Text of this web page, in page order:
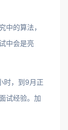
中的算法，
中会是亮
时，到9月正
试经验。加